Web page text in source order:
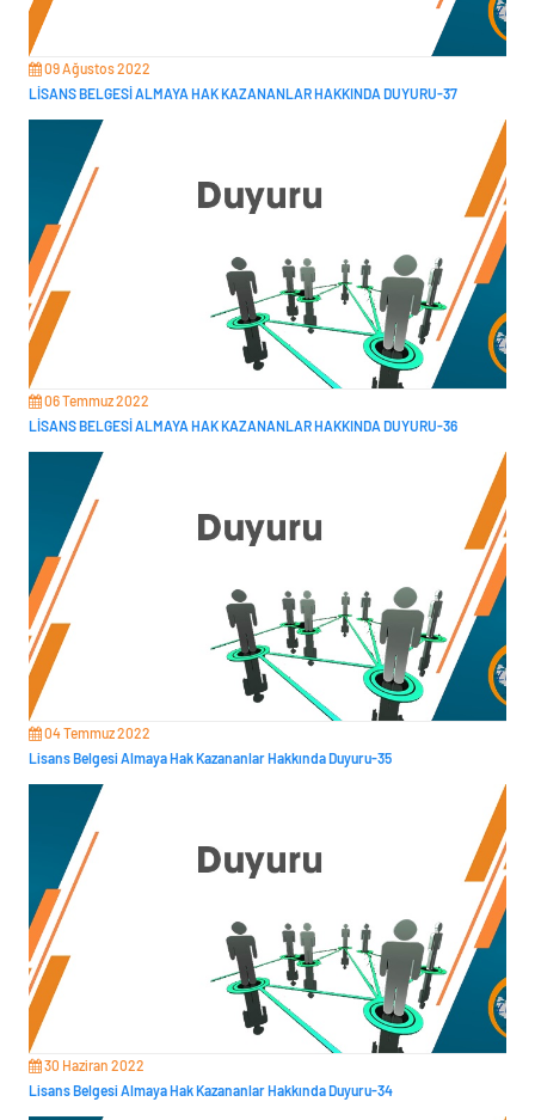
09 Ağustos 2022
LİSANS BELGESİ ALMAYA HAK KAZANANLAR HAKKINDA DUYURU-37
06 Temmuz 2022
LİSANS BELGESİ ALMAYA HAK KAZANANLAR HAKKINDA DUYURU-36
04 Temmuz 2022
Lisans Belgesi Almaya Hak Kazananlar Hakkında Duyuru-35
30 Haziran 2022
Lisans Belgesi Almaya Hak Kazananlar Hakkında Duyuru-34